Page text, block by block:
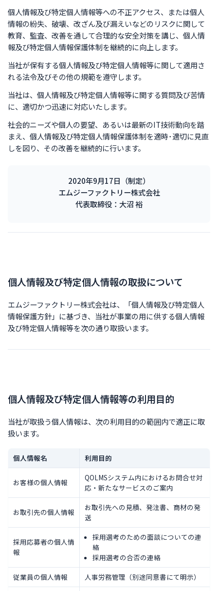
個人情報及び特定個人情報等への不正アクセス、または個人
情報の紛失、破壊、改ざん及び漏えいなどのリスクに関して
教育、監査、改善を通して合理的な安全対策を講じ、個人情
報及び特定個人情報保護体制を継続的に向上します。
当社が保有する個人情報及び特定個人情報等に関して適用さ
れる法令及びその他の規範を遵守します。
当社は、個人情報及び特定個人情報等に関する質問及び苦情
に、適切かつ迅速に対応いたします。
社会的ニーズや個人の要望、あるいは最新のIT技術動向を踏
まえ、個人情報及び特定個人情報保護体制を適時･適切に見直
しを図り、その改善を継続的に行います。
2020年9月17日（制定）
エムジーファクトリー株式会社
代表取締役：大沼 裕
個人情報及び特定個人情報の取扱について
エムジーファクトリー株式会社は、「個人情報及び特定個人
情報保護方針」に基づき、当社が事業の用に供する個人情報
及び特定個人情報等を次の通り取扱います。
個人情報及び特定個人情報等の利用目的
当社が取扱う個人情報は、次の利用目的の範囲内で適正に取
扱います。
個人情報名 利用目的
お客様の個人情報
QOLMSシステム内におけるお問合せ対
応・新たなサービスのご案内
お取引先の個人情報
お取引先への見積、発注書、商材の発
送
採用応募者の個人情
報
採用選考のための面談についての連
絡
採用選考の合否の連絡
従業員の個人情報
人事労務管理（別途同意書にて明示）